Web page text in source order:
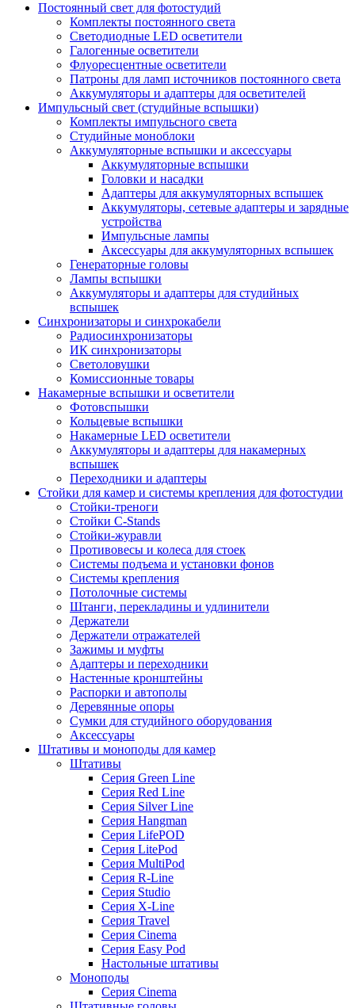
Постоянный свет для фотостудий
Комплекты постоянного света
Светодиодные LED осветители
Галогенные осветители
Флуоресцентные осветители
Патроны для ламп источников постоянного света
Аккумуляторы и адаптеры для осветителей
Импульсный свет (студийные вспышки)
Комплекты импульсного света
Студийные моноблоки
Аккумуляторные вспышки и аксессуары
Аккумуляторные вспышки
Головки и насадки
Адаптеры для аккумуляторных вспышек
Аккумуляторы, сетевые адаптеры и зарядные
устройства
Импульсные лампы
Аксессуары для аккумуляторных вспышек
Генераторные головы
Лампы вспышки
Аккумуляторы и адаптеры для студийных
вспышек
Синхронизаторы и синхрокабели
Радиосинхронизаторы
ИК синхронизаторы
Светоловушки
Комиссионные товары
Накамерные вспышки и осветители
Фотовспышки
Кольцевые вспышки
Накамерные LED осветители
Аккумуляторы и адаптеры для накамерных
вспышек
Переходники и адаптеры
Стойки для камер и системы крепления для фотостудии
Стойки-треноги
Стойки C-Stands
Стойки-журавли
Противовесы и колеса для стоек
Системы подъема и установки фонов
Системы крепления
Потолочные системы
Штанги, перекладины и удлинители
Держатели
Держатели отражателей
Зажимы и муфты
Адаптеры и переходники
Настенные кронштейны
Распорки и автополы
Деревянные опоры
Сумки для студийного оборудования
Аксессуары
Штативы и моноподы для камер
Штативы
Серия Green Line
Серия Red Line
Серия Silver Line
Серия Hangman
Серия LifePOD
Серия LitePod
Серия MultiPod
Серия R-Line
Серия Studio
Серия X-Line
Серия Travel
Серия Cinema
Серия Easy Pod
Настольные штативы
Моноподы
Серия Cinema